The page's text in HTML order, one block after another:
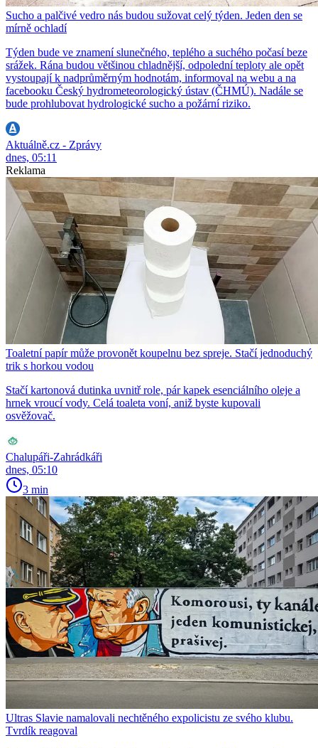
Sucho a palčivé vedro nás budou sužovat celý týden. Jeden den se
mírně ochladí
Týden bude ve znamení slunečného, teplého a suchého počasí beze
srážek. Rána budou většinou chladnější, odpolední teploty ale opět
vystoupají k nadprůměrným hodnotám, informoval na webu a na
facebooku Český hydrometeorologický ústav (ČHMÚ). Nadále se
bude prohlubovat hydrologické sucho a požární riziko.
Aktuálně.cz - Zprávy
dnes, 05:11
Reklama
Toaletní papír může provonět koupelnu bez spreje. Stačí jednoduchý
trik s horkou vodou
Stačí kartonová dutinka uvnitř role, pár kapek esenciálního oleje a
hrnek vroucí vody. Celá toaleta voní, aniž byste kupovali
osvěžovač.
Chalupáři-Zahrádkáři
dnes, 05:10
3 min
Ultras Slavie namalovali nechtěného expolicistu ze svého klubu.
Tvrdík reagoval